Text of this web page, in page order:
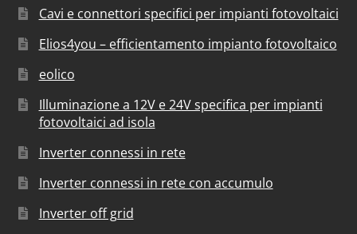
Cavi e connettori specifici per impianti fotovoltaici
Elios4you – efficientamento impianto fotovoltaico
eolico
Illuminazione a 12V e 24V specifica per impianti
fotovoltaici ad isola
Inverter connessi in rete
Inverter connessi in rete con accumulo
Inverter off grid